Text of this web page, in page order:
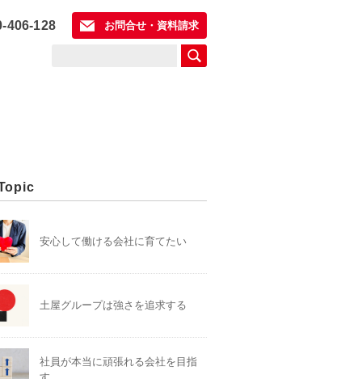
406-128 お問合せ・資料請求
安心して働ける会社に育てたい
土屋グループは強さを追求する
社員が本当に頑張れる会社を目指